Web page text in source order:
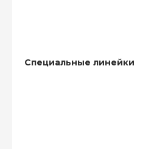
Специальные линейки